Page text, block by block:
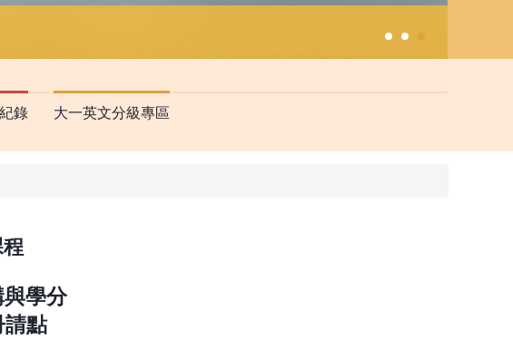
錄 大一英文分級專區
學分
請點